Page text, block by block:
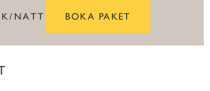
NATT BOKA PAKET